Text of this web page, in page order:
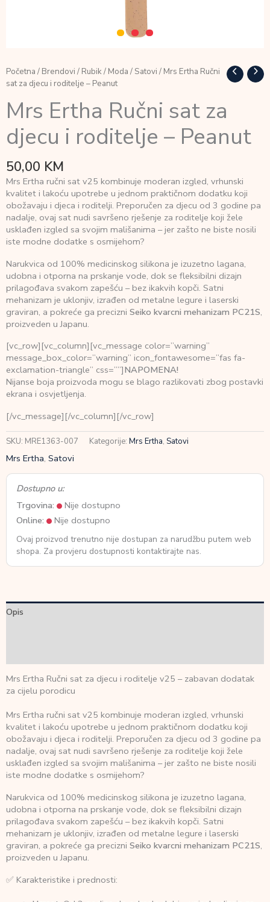
Početna / Brendovi / Rubik/ Moda / Satovi / Mrs Ertha Ručni
sat za djecu i roditelje – Peanut
Mrs Ertha Ručni sat za
djecu i roditelje – Peanut
50,00 KM
Mrs Ertha ručni sat v25 kombinuje moderan izgled, vrhunski
kvalitet i lakoću upotrebe u jednom praktičnom dodatku koji
obožavaju i djeca i roditelji. Preporučen za djecu od 3 godine pa
nadalje, ovaj sat nudi savršeno rješenje za roditelje koji žele
usklađen izgled sa svojim mališanima – jer zašto ne biste nosili
iste modne dodatke s osmijehom?
Narukvica od 100% medicinskog silikona je izuzetno lagana,
udobna i otporna na prskanje vode, dok se fleksibilni dizajn
prilagođava svakom zapešću – bez ikakvih kopči. Satni
mehanizam je uklonjiv, izrađen od metalne legure i laserski
graviran, a pokreće ga precizni Seiko kvarcni mehanizam PC21S,
proizveden u Japanu.
[vc_row][vc_column][vc_message color=”warning”
message_box_color=”warning” icon_fontawesome=”fas fa-
exclamation-triangle” css=””]NAPOMENA!
Nijanse boja proizvoda mogu se blago razlikovati zbog postavki
ekrana i osvjetljenja.
[/vc_message][/vc_column][/vc_row]
SKU: MRE1363-007 Kategorije: Mrs Ertha, Satovi
Mrs Ertha, Satovi
Dostupno u:
Trgovina:
Nije dostupno
Online:
Nije dostupno
Ovaj proizvod trenutno nije dostupan za narudžbu putem web
shopa. Za provjeru dostupnosti kontaktirajte nas.
Opis
Mrs Ertha Ručni sat za djecu i roditelje v25 – zabavan dodatak
za cijelu porodicu
Mrs Ertha ručni sat v25 kombinuje moderan izgled, vrhunski
kvalitet i lakoću upotrebe u jednom praktičnom dodatku koji
obožavaju i djeca i roditelji. Preporučen za djecu od 3 godine pa
nadalje, ovaj sat nudi savršeno rješenje za roditelje koji žele
usklađen izgled sa svojim mališanima – jer zašto ne biste nosili
iste modne dodatke s osmijehom?
Narukvica od 100% medicinskog silikona je izuzetno lagana,
udobna i otporna na prskanje vode, dok se fleksibilni dizajn
prilagođava svakom zapešću – bez ikakvih kopči. Satni
mehanizam je uklonjiv, izrađen od metalne legure i laserski
graviran, a pokreće ga precizni Seiko kvarcni mehanizam PC21S,
proizveden u Japanu.
✅ Karakteristike i prednosti: